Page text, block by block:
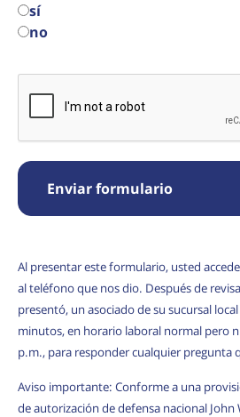
sí
no
Enviar formulario
Al presentar este formulario, usted
al teléfono que nos dio. Después de
presentó, un asociado de su sucursal
minutos, en horario laboral normal pero
p.m., para responder cualquier pregunta
Aviso importante: Conforme a una
de autorización de defensa nacional John